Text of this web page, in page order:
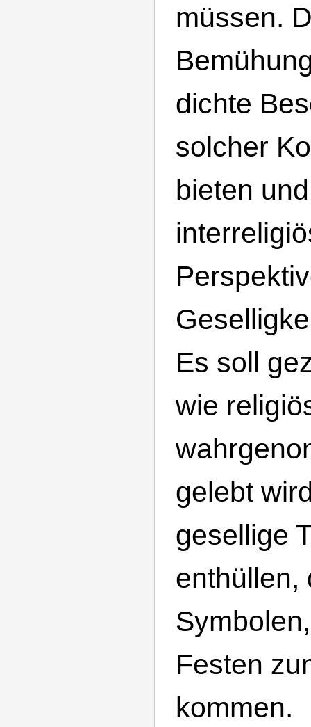
müssen.
dichte
solcher
bieten
Es soll
wie
gelebt
gesellige
enthüllen,
Festen
kommen.